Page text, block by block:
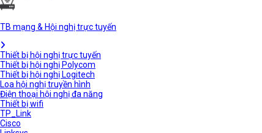
TB mạng & Hội nghị trực tuyến
Thiết bị hội nghị trực tuyến
Thiết bị hội nghị Polycom
Thiết bị hội nghị Logitech
Loa hội nghị truyền hình
Điện thoại hội nghị đa năng
Thiết bị wifi
TP_Link
Cisco